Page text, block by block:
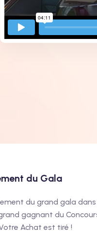
du Gala
du grand gala dans
gagnant du
Achat est tiré !